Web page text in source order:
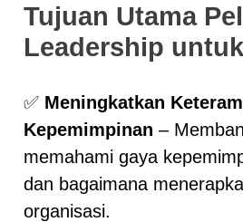
Tujuan Utama
Leadership
✅ Meningkatkan
Kepemimpinan –
memahami gaya
dan bagaimana
organisasi.